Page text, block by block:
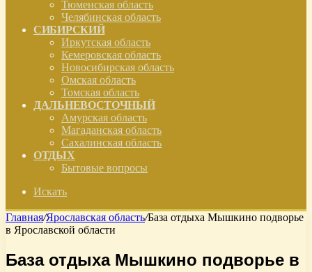
Тюменская область
Челябинская область
СИБИРСКИЙ
Иркутская область
Кемеровская область
Новосибирская область
Омская область
Томская область
ДАЛЬНЕВОСТОЧНЫЙ
Амурская область
Магаданская область
Сахалинская область
ОТДЫХ
Бытовые вопросы
Искать
Главная/Ярославская область/База отдыха Мышкино подворье
в Ярославской области
База отдыха Мышкино подворье в